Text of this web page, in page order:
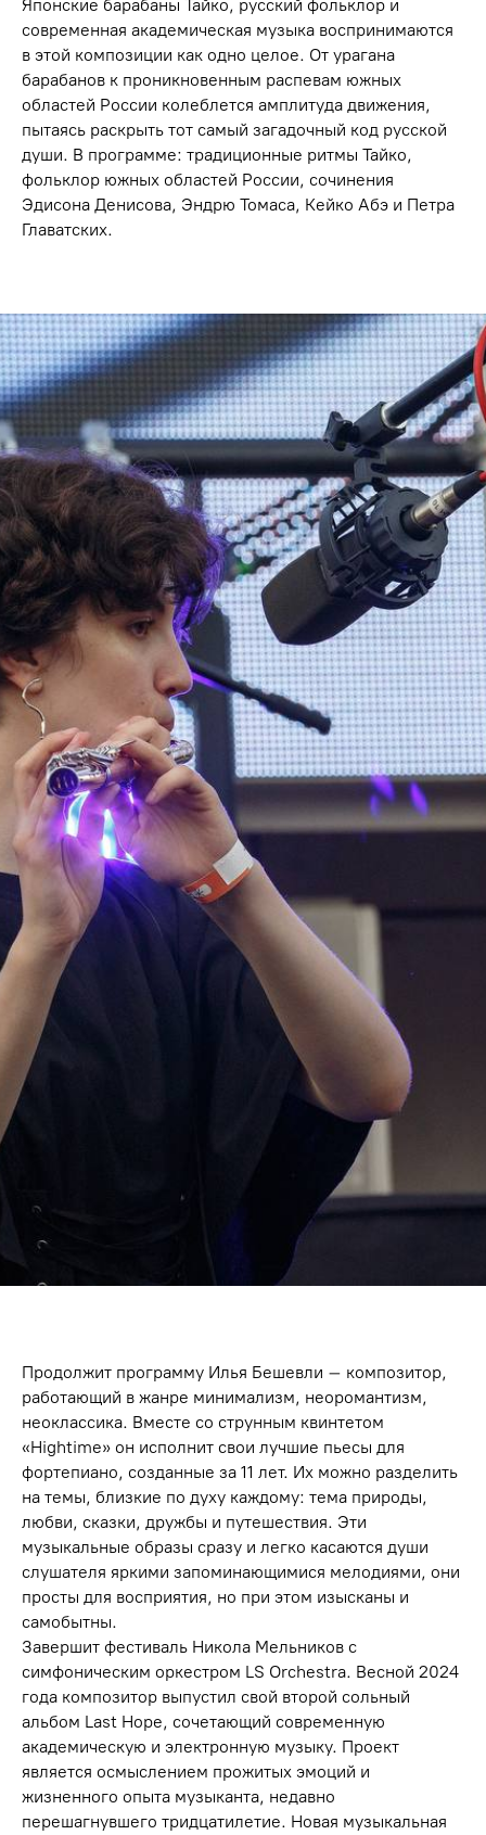
Японские барабаны Тайко, русский фольклор и
современная академическая музыка воспринимаются
в этой композиции как одно целое. От урагана
барабанов к проникновенным распевам южных
областей России колеблется амплитуда движения,
пытаясь раскрыть тот самый загадочный код русской
души. В программе: традиционные ритмы Тайко,
фольклор южных областей России, сочинения
Эдисона Денисова, Эндрю Томаса, Кейко Абэ и Петра
Главатских.
Продолжит программу Илья Бешевли – композитор,
работающий в жанре минимализм, неоромантизм,
неоклассика. Вместе со струнным квинтетом
«Hightime» он исполнит свои лучшие пьесы для
фортепиано, созданные за 11 лет. Их можно разделить
на темы, близкие по духу каждому: тема природы,
любви, сказки, дружбы и путешествия. Эти
музыкальные образы сразу и легко касаются души
слушателя яркими запоминающимися мелодиями, они
просты для восприятия, но при этом изысканы и
самобытны.
Завершит фестиваль Никола Мельников с
симфоническим оркестром LS Orchestra. Весной 2024
года композитор выпустил свой второй сольный
альбом Last Hope, сочетающий современную
академическую и электронную музыку. Проект
является осмыслением прожитых эмоций и
жизненного опыта музыканта, недавно
перешагнувшего тридцатилетие. Новая музыкальная